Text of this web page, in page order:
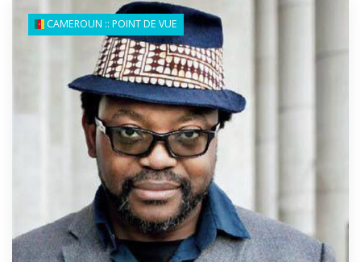
CAMEROUN :: POINT DE VUE